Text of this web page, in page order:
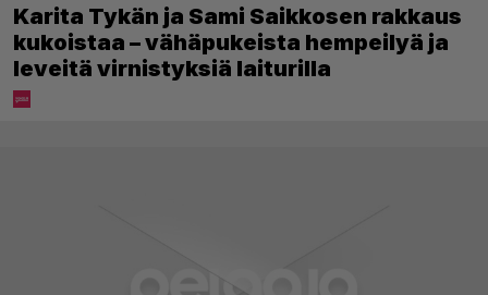
Karita Tykän ja Sami Saikkosen rakkaus
kukoistaa – vähäpukeista hempeilyä ja
leveitä virnistyksiä laiturilla